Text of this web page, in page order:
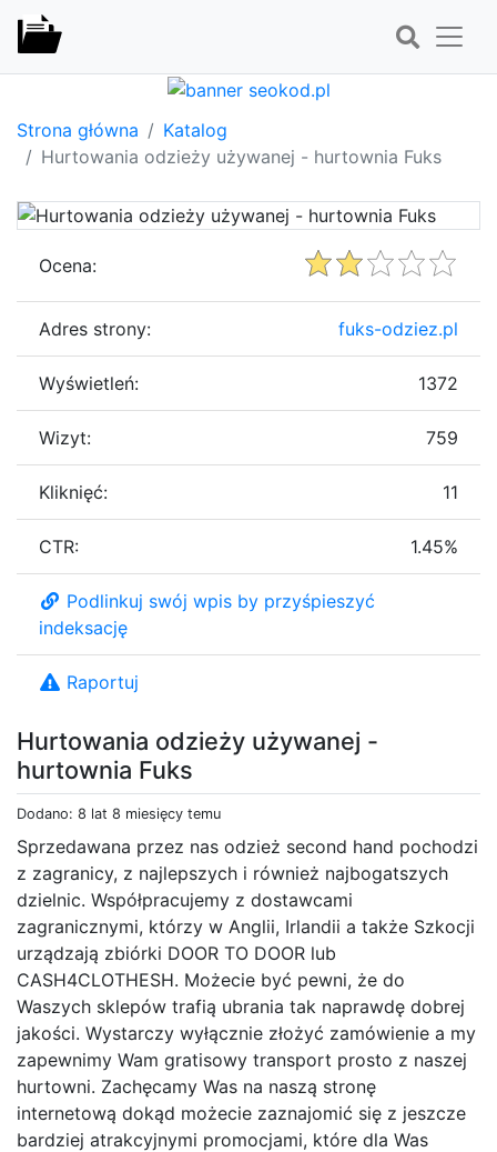
Strona główna
Katalog
Hurtowania odzieży używanej - hurtownia Fuks
Hurtowania odzieży używanej -
hurtownia Fuks
Dodano: 8 lat 8 miesięcy temu
Sprzedawana przez nas odzież second hand pochodzi
z zagranicy, z najlepszych i również najbogatszych
dzielnic. Współpracujemy z dostawcami
zagranicznymi, którzy w Anglii, Irlandii a także Szkocji
urządzają zbiórki DOOR TO DOOR lub
CASH4CLOTHESH. Możecie być pewni, że do
Waszych sklepów trafią ubrania tak naprawdę dobrej
jakości. Wystarczy wyłącznie złożyć zamówienie a my
zapewnimy Wam gratisowy transport prosto z naszej
hurtowni. Zachęcamy Was na naszą stronę
internetową dokąd możecie zaznajomić się z jeszcze
bardziej atrakcyjnymi promocjami, które dla Was
Ocena:
Adres strony: fuks-odziez.pl
Wyświetleń: 1372
Wizyt: 759
Kliknięć: 11
CTR: 1.45%
Podlinkuj swój wpis by przyśpieszyć
indeksację
Raportuj